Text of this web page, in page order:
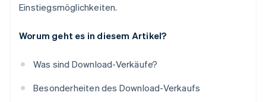
Einstiegsmöglichkeiten.
Worum geht es in diesem Artikel?
Was sind Download-Verkäufe?
Besonderheiten des Download-Verkaufs